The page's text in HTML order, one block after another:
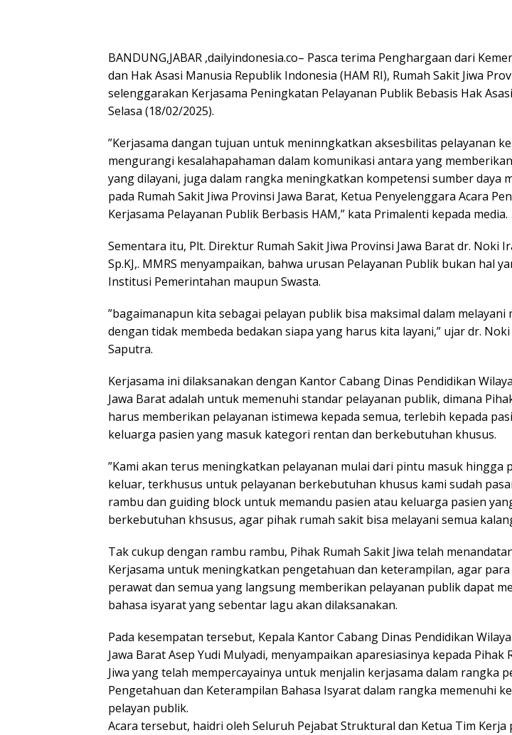
BANDUNG,JABAR ,dailyindonesia.co– Pasca terima Penghargaan dari
dan Hak Asasi Manusia Republik Indonesia (HAM RI), Rumah Sakit Jiwa
selenggarakan Kerjasama Peningkatan Pelayanan Publik Bebasis Hak
Selasa (18/02/2025).
”Kerjasama dangan tujuan untuk meninngkatkan aksesbilitas pelayanan
mengurangi kesalahapahaman dalam komunikasi antara yang
yang dilayani, juga dalam rangka meningkatkan kompetensi sumber daya
pada Rumah Sakit Jiwa Provinsi Jawa Barat, Ketua Penyelenggara Acara
Kerjasama Pelayanan Publik Berbasis HAM,” kata Primalenti kepada media.
Sementara itu, Plt. Direktur Rumah Sakit Jiwa Provinsi Jawa Barat dr. Noki
Sp.KJ,. MMRS menyampaikan, bahwa urusan Pelayanan Publik bukan hal
Institusi Pemerintahan maupun Swasta.
”bagaimanapun kita sebagai pelayan publik bisa maksimal dalam melayani
dengan tidak membeda bedakan siapa yang harus kita layani,” ujar dr.
Saputra.
Kerjasama ini dilaksanakan dengan Kantor Cabang Dinas Pendidikan
Jawa Barat adalah untuk memenuhi standar pelayanan publik, dimana
harus memberikan pelayanan istimewa kepada semua, terlebih kepada
keluarga pasien yang masuk kategori rentan dan berkebutuhan khusus.
”Kami akan terus meningkatkan pelayanan mulai dari pintu masuk hingga
keluar, terkhusus untuk pelayanan berkebutuhan khusus kami sudah
rambu dan guiding block untuk memandu pasien atau keluarga pasien
berkebutuhan khsusus, agar pihak rumah sakit bisa melayani semua
Tak cukup dengan rambu rambu, Pihak Rumah Sakit Jiwa telah
Kerjasama untuk meningkatkan pengetahuan dan keterampilan, agar
perawat dan semua yang langsung memberikan pelayanan publik dapat
bahasa isyarat yang sebentar lagu akan dilaksanakan.
Pada kesempatan tersebut, Kepala Kantor Cabang Dinas Pendidikan
Jawa Barat Asep Yudi Mulyadi, menyampaikan aparesiasinya kepada Pihak
Jiwa yang telah mempercayainya untuk menjalin kerjasama dalam rangka
Pengetahuan dan Keterampilan Bahasa Isyarat dalam rangka memenuhi
pelayan publik.
Acara tersebut, haidri oleh Seluruh Pejabat Struktural dan Ketua Tim Kerja